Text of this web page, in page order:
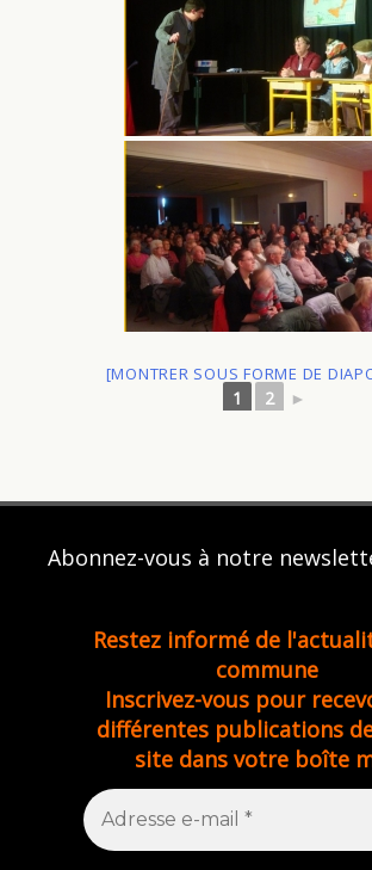
[MONTRER SOUS FORME DE
1 2 ►
Abonnez-vous à notre
Restez informé de
commune
Inscrivez-vous pour
différentes publications
site dans votre boîte